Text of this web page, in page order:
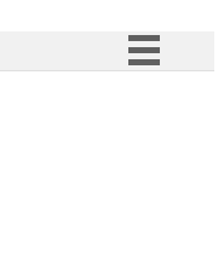
à informação